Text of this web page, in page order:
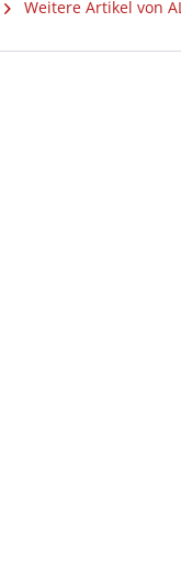
Weitere Artikel von